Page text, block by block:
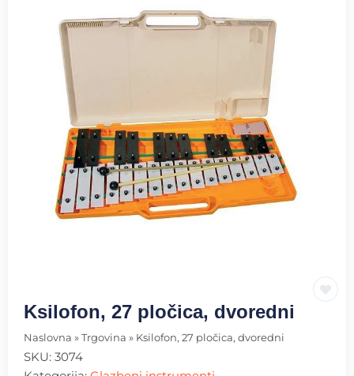
Ksilofon, 27 pločica, dvoredni
Naslovna » Trgovina » Ksilofon, 27 pločica, dvoredni
SKU: 3074